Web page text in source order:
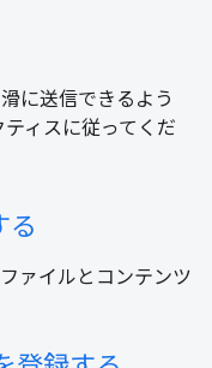
に送信できるよう
ィスに従ってくだ
る
ァイルとコンテンツ